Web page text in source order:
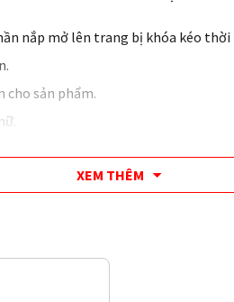
nắp mở lên trang bị khóa kéo
cho sản phẩm.
XEM THÊM